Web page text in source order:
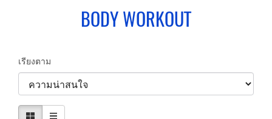
BODY WORKOUT
เรียงตาม